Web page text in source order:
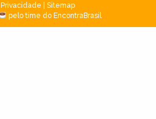
Privacidade
Sitemap
pelo time do EncontraBrasil